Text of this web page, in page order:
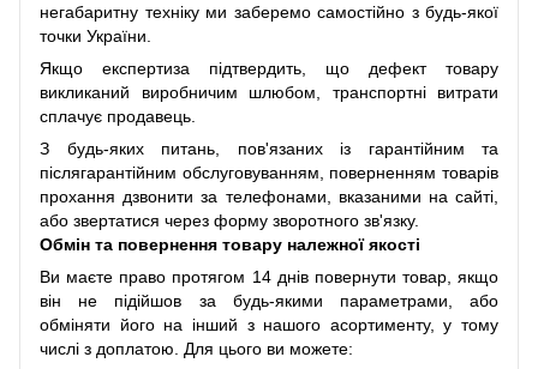
негабаритну техніку ми заберемо самостійно з будь-якої
точки України.
Якщо експертиза підтвердить, що дефект товару
викликаний виробничим шлюбом, транспортні витрати
сплачує продавець.
З будь-яких питань, пов'язаних із гарантійним та
післягарантійним обслуговуванням, поверненням товарів
прохання дзвонити за телефонами, вказаними на сайті,
або звертатися через форму зворотного зв'язку.
Обмін та повернення товару належної якості
Ви маєте право протягом 14 днів повернути товар, якщо
він не підійшов за будь-якими параметрами, або
обміняти його на інший з нашого асортименту, у тому
числі з доплатою. Для цього ви можете: